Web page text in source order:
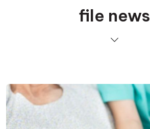
file news